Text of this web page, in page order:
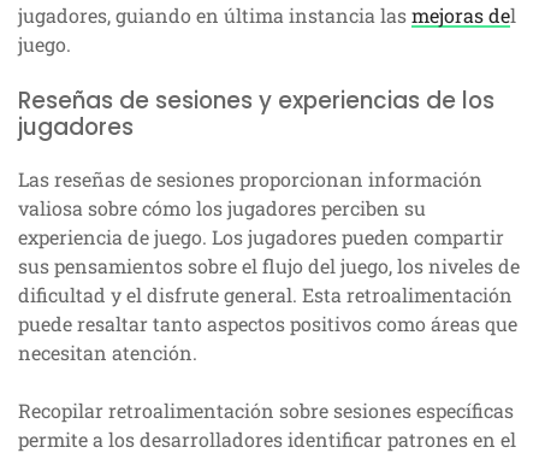
jugadores, guiando en última instancia lasmejoras del
juego.
Reseñas de sesiones y experiencias de los
jugadores
Las reseñas de sesiones proporcionan información
valiosa sobre cómo los jugadores perciben su
experiencia de juego. Los jugadores pueden compartir
sus pensamientos sobre el flujo del juego, los niveles de
dificultad y el disfrute general. Esta retroalimentación
puede resaltar tanto aspectos positivos como áreas que
necesitan atención.
Recopilar retroalimentación sobre sesiones específicas
permite a los desarrolladores identificar patrones en el